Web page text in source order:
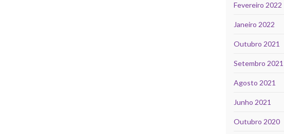
Fevereiro 2022
Janeiro 2022
Outubro 2021
Setembro 2021
Agosto 2021
Junho 2021
Outubro 2020